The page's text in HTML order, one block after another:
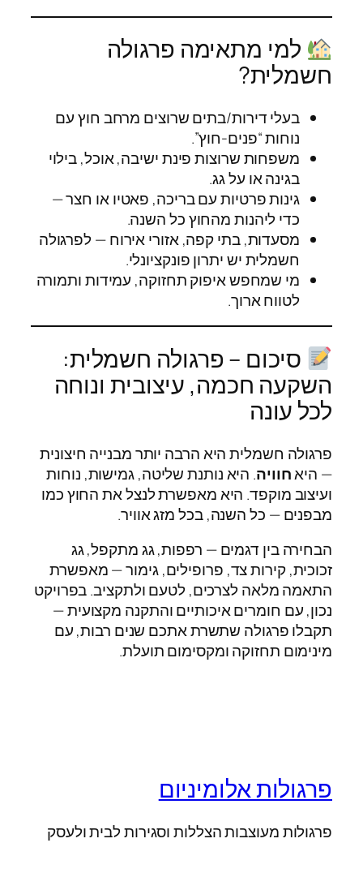
למי מתאימה פרגולה
חשמלית?
בעלי דירות/בתים שרוצים מרחב חוץ עם
נוחות “פנים-חוץ”.
משפחות שרוצות פינת ישיבה, אוכל, בילוי
בגינה או על גג.
גינות פרטיות עם בריכה, פאטיו או חצר —
כדי ליהנות מהחוץ כל השנה.
מסעדות, בתי קפה, אזורי אירוח — לפרגולה
חשמלית יש יתרון פונקציונלי.
מי שמחפש איפוק תחזוקה, עמידות ותמורה
לטווח ארוך.
סיכום – פרגולה חשמלית:
השקעה חכמה, עיצובית ונוחה
לכל עונה
פרגולה חשמלית היא הרבה יותר מבנייה חיצונית
— היאחוויה. היא נותנת שליטה, גמישות, נוחות
ועיצוב מוקפד. היא מאפשרת לנצל את החוץ כמו
מבפנים — כל השנה, בכל מזג אוויר.
הבחירה בין דגמים — רפפות, גג מתקפל, גג
זכוכית, קירות צד, פרופילים, גימור — מאפשרת
התאמה מלאה לצרכים, לטעם ולתקציב. בפרויקט
נכון, עם חומרים איכותיים והתקנה מקצועית —
תקבלו פרגולה שתשרת אתכם שנים רבות, עם
מינימום תחזוקה ומקסימום תועלת.
פרגולות אלומיניום
פרגולות מעוצבות הצללות וסגירות לבית ולעסק